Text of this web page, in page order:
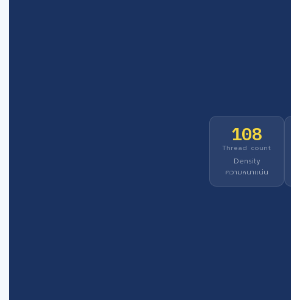
108
Thread count
Density
ความหนาแน่น